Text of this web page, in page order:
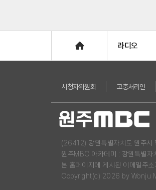
라디오
시청자위원회 고충처리인
(26412) 강원특별자치도 원주
원주MBC 아카데미 : 강원특별
본 홈페이지에 게시된 이메일주
Copyright(c) 2026 by Wonju